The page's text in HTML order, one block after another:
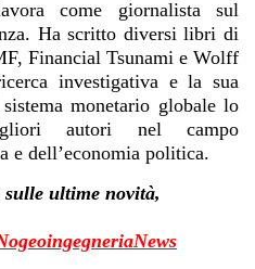
come giornalista sul
Ha scritto diversi libri di
Financial Tsunami e Wolff
investigativa e la sua
monetario globale lo
autori nel campo
e dell’economia politica.
sulle ultime novità,